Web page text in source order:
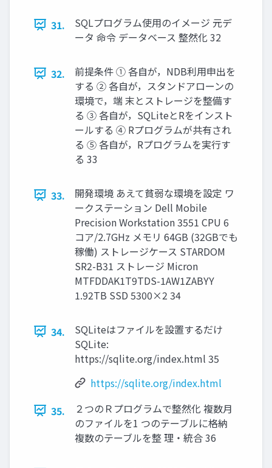
31.
SQLプログラム使用のイメージ 元デ
ータ 命令 データベース 整然化 32
32.
前提条件 ① 各自が，NDB利用申出を
する ② 各自が，スタンドアローンの
環境で，端 末とストレージを整備す
る ③ 各自が，SQLiteとRをインスト
ールする ④ Rプログラムが共有され
る ⑤ 各自が，Rプログラムを実行す
る 33
33.
開発環境 あえて貧弱な環境を設定 ワ
ークステーション Dell Mobile
Precision Workstation 3551 CPU 6
コア/2.7GHz メモリ 64GB (32GBでも
稼働) ストレージケース STARDOM
SR2-B31 ストレージ Micron
MTFDDAK1T9TDS-1AW1ZABYY
1.92TB SSD 5300×2 34
34.
SQLiteはファイルを設置するだけ
SQLite:
https://sqlite.org/index.html 35
https://sqlite.org/index.html
35.
２つのＲプログラムで整然化 複数月
のファイルを1 つのテーブルに格納
複数のテーブルを整 理・統合 36